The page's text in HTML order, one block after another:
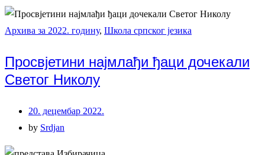
Архива за 2022. годину, Школа српског језика
Просвјетини најмлађи ђаци дочекали
Светог Николу
20. децембар 2022.
by Srdjan